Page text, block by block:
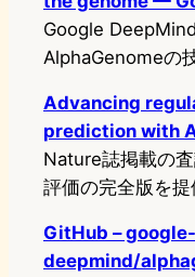
Google
AlphaGenomeの
Advancing
prediction with
Nature誌掲載の
評価の完全版を提
GitHub – google-
deepmind/